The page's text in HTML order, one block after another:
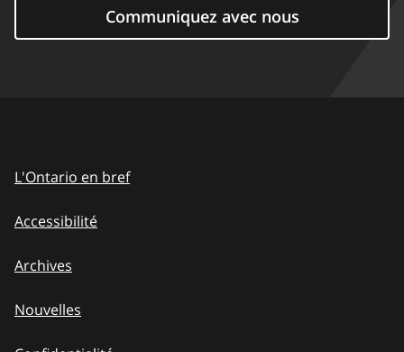
Communiquez avec nous
L'Ontario en bref
Accessibilité
Archives
Nouvelles